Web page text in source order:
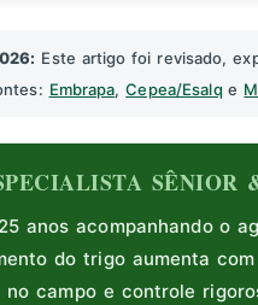
Este artigo foi revisado,
Embrapa,Cepea/Esalq e
anos acompanhando o
do trigo aumenta
campo e controle